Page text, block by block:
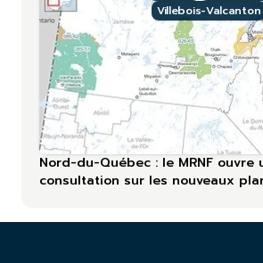
Villebois-Valcanton
Nord-du-Québec : le MRNF ouvre
consultation sur les nouveaux